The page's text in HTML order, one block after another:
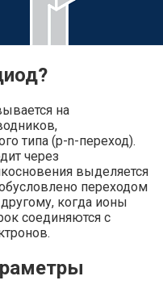
на
типа (p-n-переход).
через
выделяется
переходом
когда ионы
соединяются с